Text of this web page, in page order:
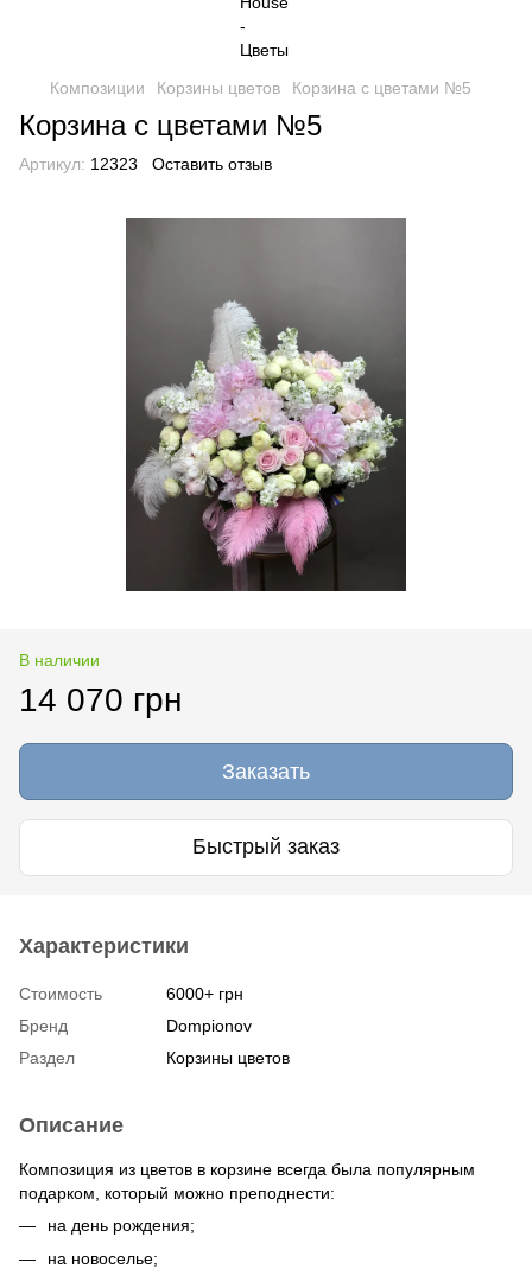
Композиции Корзины цветов Корзина с цветами №5
Корзина с цветами №5
Артикул: 12323 Оставить отзыв
В наличии
14 070 грн
Заказать
Быстрый заказ
Характеристики
Стоимость
6000+ грн
Бренд
Dompionov
Раздел
Корзины цветов
Описание
Композиция из цветов в корзине всегда была популярным
подарком, который можно преподнести:
на день рождения;
на новоселье;